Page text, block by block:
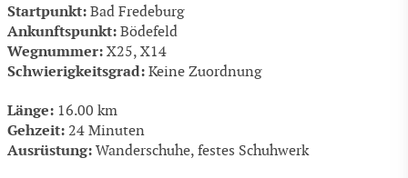
Startpunkt: Bad Fredeburg
Ankunftspunkt: Bödefeld
Wegnummer: X25, X14
Schwierigkeitsgrad: Keine Zuordnung
Länge: 16.00 km
Gehzeit: 24 Minuten
Ausrüstung: Wanderschuhe, festes Schuhwerk